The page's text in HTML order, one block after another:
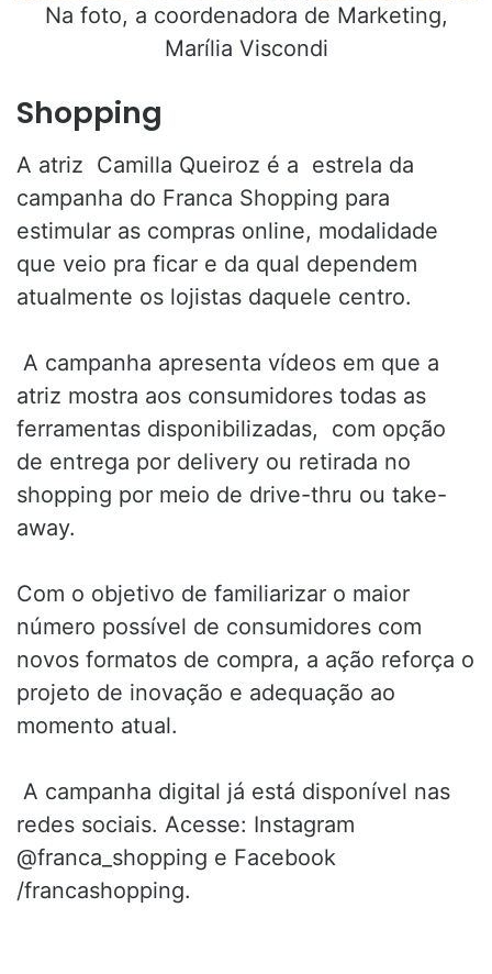
Na foto, a coordenadora de Marketing,
Marília Viscondi
Shopping
A atriz Camilla Queiroz é a estrela da
campanha do Franca Shopping para
estimular as compras online, modalidade
que veio pra ficar e da qual dependem
atualmente os lojistas daquele centro.
A campanha apresenta vídeos em que a
atriz mostra aos consumidores todas as
ferramentas disponibilizadas, com opção
de entrega por delivery ou retirada no
shopping por meio de drive-thru ou take-
away.
Com o objetivo de familiarizar o maior
número possível de consumidores com
novos formatos de compra, a ação reforça o
projeto de inovação e adequação ao
momento atual.
A campanha digital já está disponível nas
redes sociais. Acesse: Instagram
@franca_shopping e Facebook
/francashopping.